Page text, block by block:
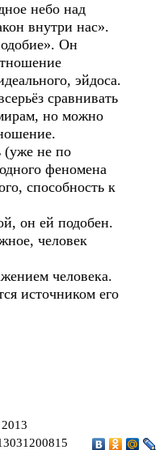
небо над
внутри нас».
Он
эйдоса.
сравнивать
но можно
(уже не по
феномена
способность к
он ей подобен.
человек
человека.
источником его
2013